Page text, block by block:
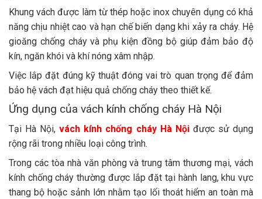
Khung vách được làm từ thép hoặc inox chuyên dụng có khả
năng chịu nhiệt cao và hạn chế biến dạng khi xảy ra cháy. Hệ
gioăng chống cháy và phụ kiện đồng bộ giúp đảm bảo độ
kín, ngăn khói và khí nóng xâm nhập.
Việc lắp đặt đúng kỹ thuật đóng vai trò quan trọng để đảm
bảo hệ vách đạt hiệu quả chống cháy theo thiết kế.
Ứng dụng của vách kính chống cháy Hà Nội
Tại Hà Nội,vách kính chống cháy Hà Nộiđược sử dụng
rộng rãi trong nhiều loại công trình.
Trong các tòa nhà văn phòng và trung tâm thương mại, vách
kính chống cháy thường được lắp đặt tại hành lang, khu vực
thang bộ hoặc sảnh lớn nhằm tạo lối thoát hiểm an toàn mà